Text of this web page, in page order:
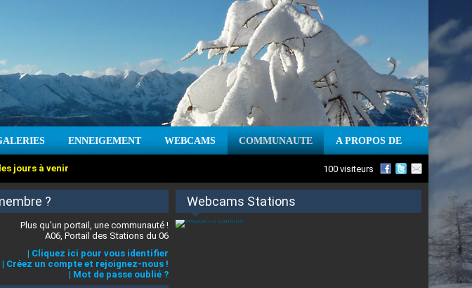
ENNEIGEMENT WEBCAMS COMMUNAUTE A PROPOS DE
jours à venir 100 visiteurs
?
Plus qu'un portail, une communauté !
A06, Portail des Stations du 06
| Cliquez ici pour vous identifier
| Créez un compte et rejoignez-nous !
| Mot de passe oublié ?
Webcams Stations